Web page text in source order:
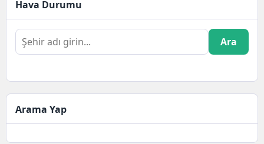
Hava Durumu
Ara
Arama Yap